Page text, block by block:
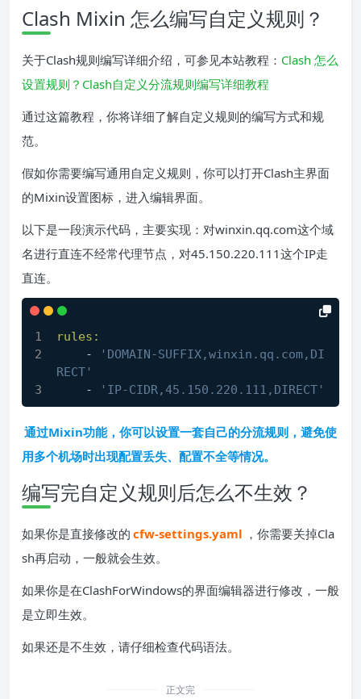
Clash Mixin 怎么编写自定义规则？
关于Clash规则编写详细介绍，可参见本站教程： Clash 怎么
设置规则？Clash自定义分流规则编写详细教程
通过这篇教程，你将详细了解自定义规则的编写方式和规
范。
假如你需要编写通用自定义规则，你可以打开Clash主界面
的Mixin设置图标，进入编辑界面。
以下是一段演示代码，主要实现：对winxin.qq.com这个域
名进行直连不经常代理节点，对45.150.220.111这个IP走
直连。
rules:
    -
'DOMAIN-SUFFIX,winxin.qq.com,DI
RECT'
    -
'IP-CIDR,45.150.220.111,DIRECT'
通过Mixin功能，你可以设置一套自己的分流规则，避免使
用多个机场时出现配置丢失、配置不全等情况。
编写完自定义规则后怎么不生效？
如果你是直接修改的 cfw-settings.yaml ，你需要关掉Cla
sh再启动，一般就会生效。
如果你是在ClashForWindows的界面编辑器进行修改，一般
是立即生效。
如果还是不生效，请仔细检查代码语法。
正文完